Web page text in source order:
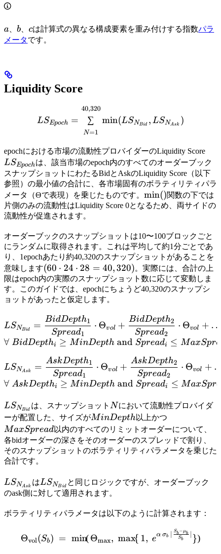
a
a b
b c
cは計算式の異なる構成要素を重み付けする指数パラ
メータです。
Liquidity Score
LSEpoch =
N=1
∑
40,320
min(LSNBid , LSNAsk )
epochにおける市場の流動性プロバイダーのLiquidity Score
LSEpochは、該当市場のepoch内のすべてのオーダーブック
スナップショットにわたるBidとAskのLiquidity Score（以下
参照）の最小値の合計に、各市場固有のボラティリティパラ
メータ（Θで表現）を乗じたものです。 \min()
min()関数の下では
片側のみの流動性はLiquidity Score 0となるため、両サイドの
流動性が促進されます。
オーダーブックのスナップショットは10〜100ブロックごと
にランダムに取得されます。これは平均して約1分ごとであ
り、1epochあたり約40,320のスナップショットがあることを
意味します(60
\cdot
24
\cdot
28 =
40,320)
(60 ⋅ 24 ⋅ 28 = 40,320)。実際には、合計の上
限はepoch内の実際のスナップショット数に応じて変動しま
す。このガイドでは、epochにちょうど40,320のスナップシ
ョットがあったと仮定します。
LS_{N_{Bid}} =
LSNBid =
Spread1
BidDepth1 ⋅ Θvol +
Spread2
BidDepth2 ⋅ Θvol +
∀ BidDepthi ≥ MinDepthand Spreadi ≤ MaxSpre
LS_{N_{Ask}} =
LSNAsk =
Spread1
AskDepth1 ⋅ Θvol +
Spread2
AskDepth2 ⋅ Θvol +
∀ AskDepthi ≥ MinDepth and Spreadi ≤ MaxSpre
LS_{N_{Bid}}
LSNBid は、スナップショット N
Nにおいて流動性プロバイダ
ーが配置した、サイズがMinDepth
MinDepth以上かつ
MaxSpread以内のすべてのリミットオーダーについて、
各bidオーダーの深さをそのオーダーのスプレッドで割り、
そのスナップショットのボラティリティパラメータを乗じた
合計です。
LS_{N_{Ask}}
LSNAsk はLS_{N_{Bid}}
LSNBid と同じロジックですが、オーダーブック
のask側に対して適用されます。
ボラティリティパラメータは以下のように計算されます：
Θvol(Sb) = min(Θmax, max{ 1, eα σb Sb
Sb −μb
})